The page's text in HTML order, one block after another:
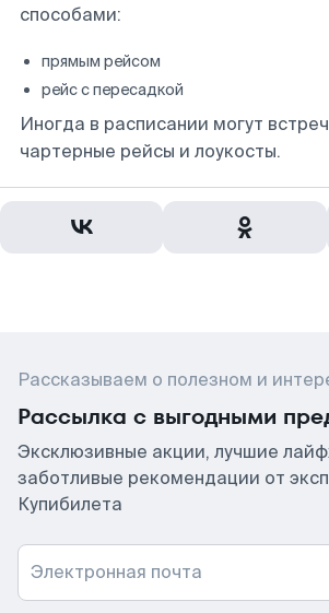
способами:
прямым рейсом
рейс с пересадкой
Иногда в расписании могут
чартерные рейсы и лоукосты.
Рассказываем о полезном и
Рассылка с выгодными
Эксклюзивные акции, лучшие
заботливые рекомендации от
Купибилета
Электронная почта